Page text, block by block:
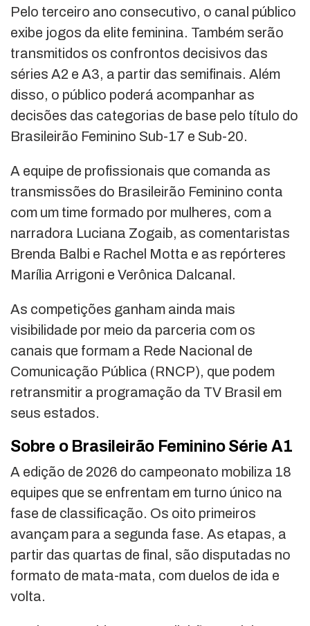
Pelo terceiro ano consecutivo, o canal público
exibe jogos da elite feminina. Também serão
transmitidos os confrontos decisivos das
séries A2 e A3, a partir das semifinais. Além
disso, o público poderá acompanhar as
decisões das categorias de base pelo título do
Brasileirão Feminino Sub-17 e Sub-20.
A equipe de profissionais que comanda as
transmissões do Brasileirão Feminino conta
com um time formado por mulheres, com a
narradora Luciana Zogaib, as comentaristas
Brenda Balbi e Rachel Motta e as repórteres
Marília Arrigoni e Verônica Dalcanal.
As competições ganham ainda mais
visibilidade por meio da parceria com os
canais que formam a Rede Nacional de
Comunicação Pública (RNCP), que podem
retransmitir a programação da TV Brasil em
seus estados.
Sobre o Brasileirão Feminino Série A1
A edição de 2026 do campeonato mobiliza 18
equipes que se enfrentam em turno único na
fase de classificação. Os oito primeiros
avançam para a segunda fase. As etapas, a
partir das quartas de final, são disputadas no
formato de mata-mata, com duelos de ida e
volta.